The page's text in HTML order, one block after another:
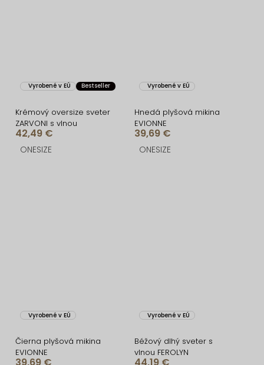
Vyrobené v EÚ Bestseller
Krémový oversize sveter
ZARVONI s vlnou
42,49 €
ONESIZE
Vyrobené v EÚ
Hnedá plyšová mikina
EVIONNE
39,69 €
ONESIZE
Vyrobené v EÚ
Čierna plyšová mikina
EVIONNE
Vyrobené v EÚ
Béžový dlhý sveter s
vlnou FEROLYN